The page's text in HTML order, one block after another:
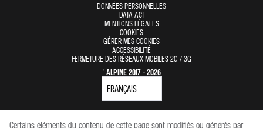
DONNÉES PERSONNELLES
DATA ACT
MENTIONS LÉGALES
COOKIES
GÉRER MES COOKIES
ACCESSIBILITÉ
FERMETURE DES RÉSEAUX MOBILES 2G / 3G
© ALPINE 2017 - 2026
Certains éléments du contenu de cette page sont modifiés ou générés par